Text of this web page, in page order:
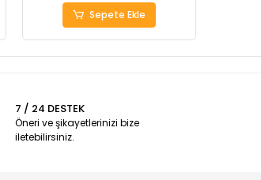
Sepete Ekle
7 / 24 DESTEK
Öneri ve şikayetlerinizi bize
iletebilirsiniz.